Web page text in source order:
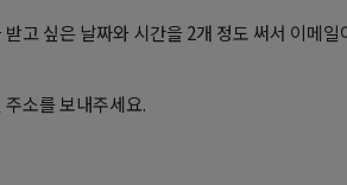
받고 싶은 날짜와 시간을 2개 정도 써서 이메
주소를 보내주세요.